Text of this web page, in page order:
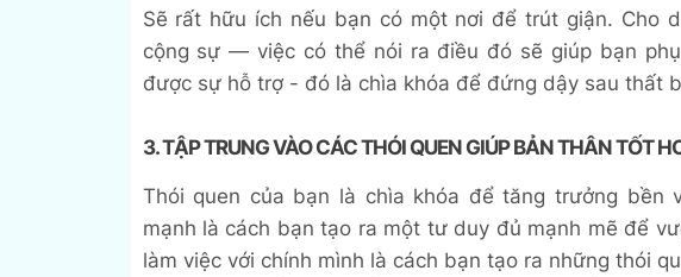
Sẽ rất hữu ích nếu bạn có một nơi để trút giận. Cho
cộng sự — việc có thể nói ra điều đó sẽ giúp bạn
được sự hỗ trợ - đó là chìa khóa để đứng dậy sau thất
3. TẬP TRUNG VÀO CÁC THÓI QUEN GIÚP BẢN THÂN TỐT
Thói quen của bạn là chìa khóa để tăng trưởng bền
mạnh là cách bạn tạo ra một tư duy đủ mạnh mẽ để
làm việc với chính mình là cách bạn tạo ra những thói